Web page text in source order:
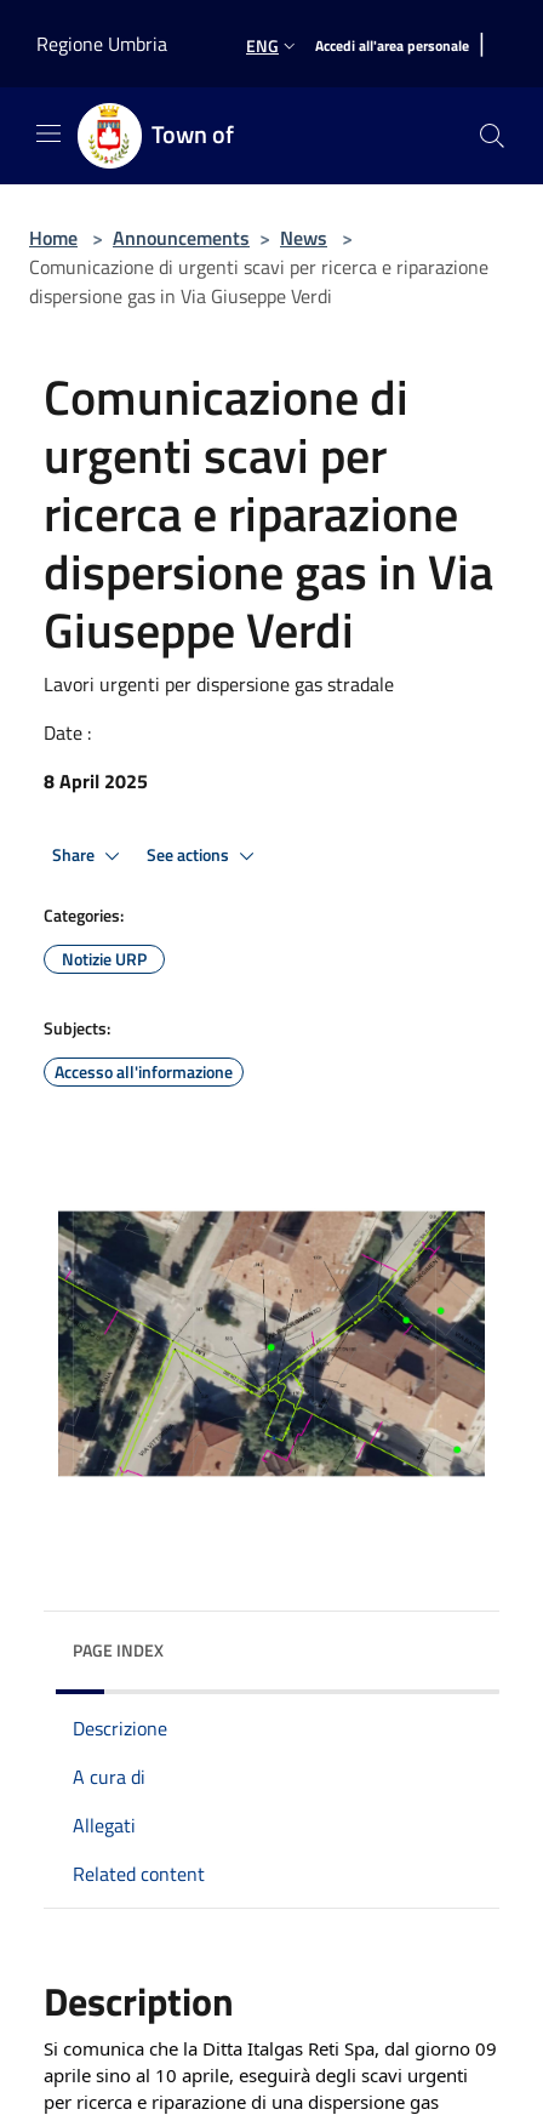
Regione Umbria
ENG Accedi all'area personale |
Town of
Home > Announcements > News >
Comunicazione di urgenti scavi per ricerca e riparazione
dispersione gas in Via Giuseppe Verdi
Comunicazione di
urgenti scavi per
ricerca e riparazione
dispersione gas in Via
Giuseppe Verdi
Lavori urgenti per dispersione gas stradale
Date :
8 April 2025
Share See actions
Categories:
Notizie URP
Subjects:
Accesso all'informazione
PAGE INDEX
Descrizione
A cura di
Allegati
Related content
Description
Si comunica che la Ditta Italgas Reti Spa, dal giorno 09
aprile sino al 10 aprile, eseguirà degli scavi urgenti
per ricerca e riparazione di una dispersione gas